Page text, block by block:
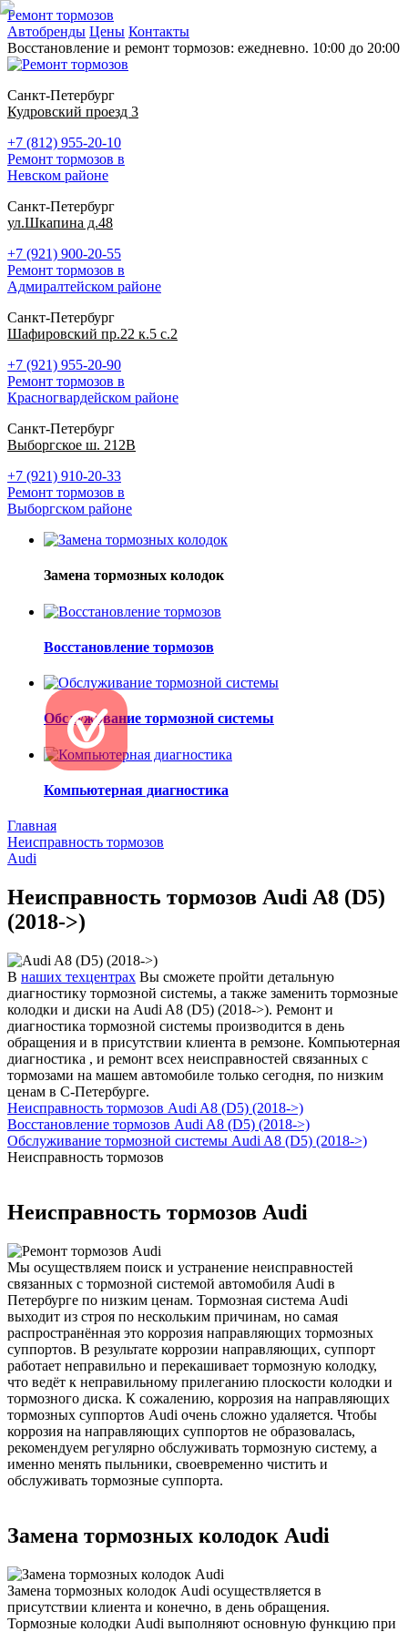
Ремонт тормозов
Автобренды Цены Контакты
Восстановление и ремонт тормозов: ежедневно. 10:00 до 20:00
Санкт-Петербург
Кудровский проезд 3
+7 (812) 955-20-10
Ремонт тормозов в
Невском районе
Санкт-Петербург
ул.Шкапина д.48
+7 (921) 900-20-55
Ремонт тормозов в
Адмиралтейском районе
Санкт-Петербург
Шафировский пр.22 к.5 с.2
+7 (921) 955-20-90
Ремонт тормозов в
Красногвардейском районе
Санкт-Петербург
Выборгское ш. 212В
+7 (921) 910-20-33
Ремонт тормозов в
Выборгском районе
Замена тормозных колодок
Восстановление тормозов
Обслуживание тормозной системы
Компьютерная диагностика
Главная
Неисправность тормозов
Audi
Неисправность тормозов Audi A8 (D5)
(2018->)
В наших техцентрах Вы сможете пройти детальную
диагностику тормозной системы, а также заменить тормозные
колодки и диски на Audi A8 (D5) (2018->). Ремонт и
диагностика тормозной системы производится в день
обращения и в присутствии клиента в ремзоне. Компьютерная
диагностика , и ремонт всех неисправностей связанных с
тормозами на машем автомобиле только сегодня, по низким
ценам в С-Петербурге.
Неисправность тормозов Audi A8 (D5) (2018->)
Восстановление тормозов Audi A8 (D5) (2018->)
Обслуживание тормозной системы Audi A8 (D5) (2018->)
Неисправность тормозов
Неисправность тормозов Audi
Мы осуществляем поиск и устранение неисправностей
связанных с тормозной системой автомобиля Audi в
Петербурге по низким ценам. Тормозная система Audi
выходит из строя по нескольким причинам, но самая
распространённая это коррозия направляющих тормозных
суппортов. В результате коррозии направляющих, суппорт
работает неправильно и перекашивает тормозную колодку,
что ведёт к неправильному прилеганию плоскости колодки и
тормозного диска. К сожалению, коррозия на направляющих
тормозных суппортов Audi очень сложно удаляется. Чтобы
коррозия на направляющих суппортов не образовалась,
рекомендуем регулярно обслуживать тормозную систему, а
именно менять пыльники, своевременно чистить и
обслуживать тормозные суппорта.
Замена тормозных колодок Audi
Замена тормозных колодок Audi осуществляется в
присутствии клиента и конечно, в день обращения.
Тормозные колодки Audi выполняют основную функцию при